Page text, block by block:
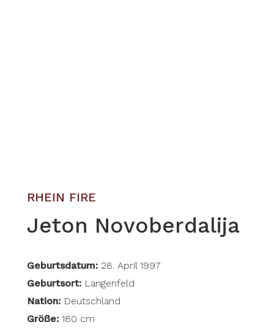
RHEIN FIRE
Jeton Novoberdalija
Geburtsdatum: 28. April 1997
Geburtsort: Langenfeld
Nation:Deutschland
Größe:180 cm